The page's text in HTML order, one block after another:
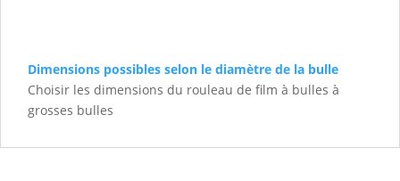
Dimensions possibles selon le diamètre de la bulle
Choisir les dimensions du rouleau de film à bulles à
grosses bulles